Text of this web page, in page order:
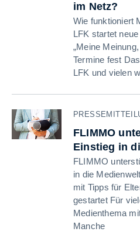
im Netz?
Wie funktioniert
LFK startet
„Meine
Termine fest
LFK und vielen
FLIMMO
Einstieg in
FLIMMO
in die
mit Tipps für
gestartet Für
Medienthema
Manche